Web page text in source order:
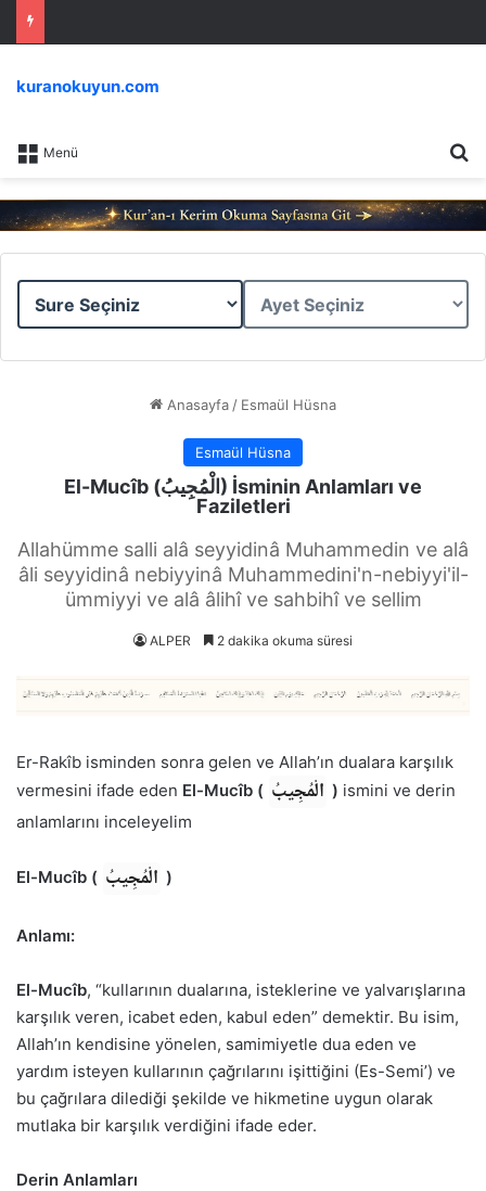
Menü
kuranokuyun.com
Sure
Ayet
Anasayfa / Esmaül Hüsna
Esmaül Hüsna
El-Mucîb (الْمُجِيبُ) İsminin Anlamları ve
Faziletleri
Allahümme salli alâ seyyidinâ Muhammedin ve alâ
âli seyyidinâ nebiyyinâ Muhammedini'n-nebiyyi'il-
ümmiyyi ve alâ âlihî ve sahbihî ve sellim
ALPER 2 dakika okuma süresi
Er-Rakîb isminden sonra gelen ve Allah’ın dualara karşılık
vermesini ifade eden El-Mucîb ( الْمُجِيبُ ) ismini ve derin
anlamlarını inceleyelim
El-Mucîb ( الْمُجِيبُ )
Anlamı:
El-Mucîb, “kullarının dualarına, isteklerine ve yalvarışlarına
karşılık veren, icabet eden, kabul eden” demektir. Bu isim,
Allah’ın kendisine yönelen, samimiyetle dua eden ve
yardım isteyen kullarının çağrılarını işittiğini (Es-Semi’) ve
bu çağrılara dilediği şekilde ve hikmetine uygun olarak
mutlaka bir karşılık verdiğini ifade eder.
Derin Anlamları